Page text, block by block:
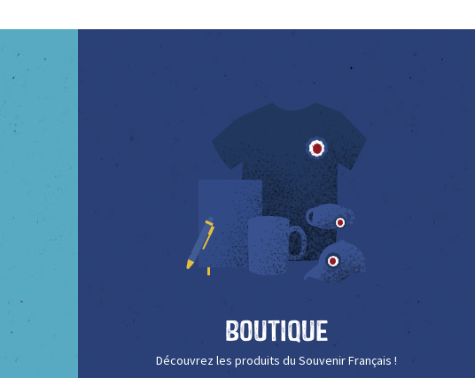
Boutique
Découvrez les produits du Souvenir Français !